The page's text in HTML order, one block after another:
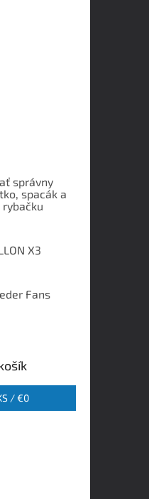
správny
spacák a
X3
Fans
/€0